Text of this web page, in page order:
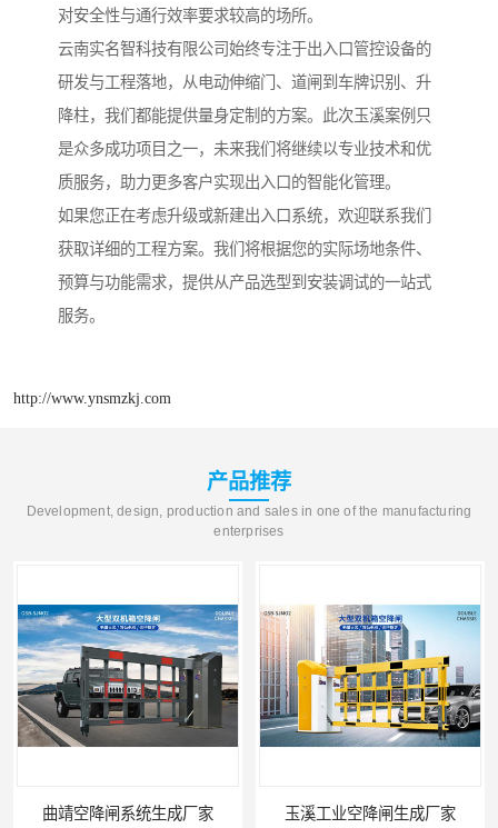
对安全性与通行效率要求较高的场所。
云南实名智科技有限公司始终专注于出入口管控设备的
研发与工程落地，从电动伸缩门、道闸到车牌识别、升
降柱，我们都能提供量身定制的方案。此次玉溪案例只
是众多成功项目之一，未来我们将继续以专业技术和优
质服务，助力更多客户实现出入口的智能化管理。
如果您正在考虑升级或新建出入口系统，欢迎联系我们
获取详细的工程方案。我们将根据您的实际场地条件、
预算与功能需求，提供从产品选型到安装调试的一站式
服务。
http://www.ynsmzkj.com
产品推荐
Development, design, production and sales in one of the manufacturing
enterprises
曲靖空降闸系统生成厂家 玉溪工业空降闸生成厂家